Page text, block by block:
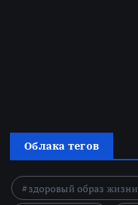
Облака тегов
здоровый образ жизни